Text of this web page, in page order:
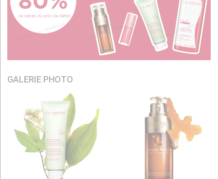
GALERIE PHOTO